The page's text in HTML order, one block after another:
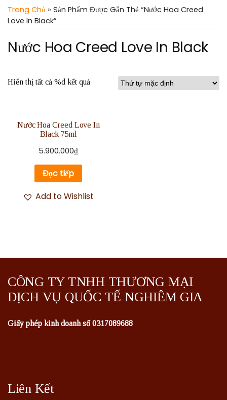
Trang Chủ » Sản Phẩm Được Gắn Thẻ “Nước Hoa Creed
Love In Black”
Nước Hoa Creed Love In Black
Hiển thị tất cả %d kết quả
Nước Hoa Creed Love In
Black 75ml
5.900.000₫
Đọc tiếp
Add to Wishlist
CÔNG TY TNHH THƯƠNG MẠI
DỊCH VỤ QUỐC TẾ NGHIÊM GIA
Giấy phép kinh doanh số 0317089688
Liên Kết